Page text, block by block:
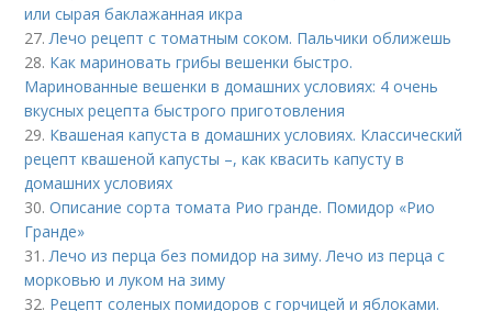
или сырая баклажанная икра
27.Лечо рецепт с томатным соком. Пальчики оближешь
28. Как мариновать грибы вешенки быстро.
Маринованные вешенки в домашних условиях: 4 очень
вкусных рецепта быстрого приготовления
29. Квашеная капуста в домашних условиях. Классический
рецепт квашеной капусты –, как квасить капусту в
домашних условиях
30.Описание сорта томата Рио гранде. Помидор «Рио
Гранде»
31.Лечо из перца без помидор на зиму. Лечо из перца с
морковью и луком на зиму
32. Рецепт соленых помидоров с горчицей и яблоками.